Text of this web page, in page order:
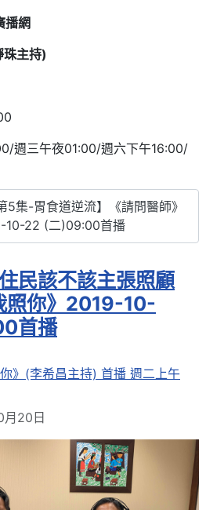
播網
珠主持)
週三午夜01:00/週六下午16:00/
集-胃食道逆流】《請問醫師》
10-22 (二)09:00首播
民該不該主張照顧
照你》2019-10-
首播
你》(李希昌主持) 首播 週二上午
月20日